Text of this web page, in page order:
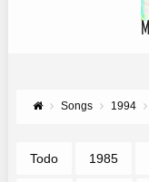
Songs 1994
Todo 1985